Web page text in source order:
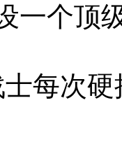
一个顶
士每次